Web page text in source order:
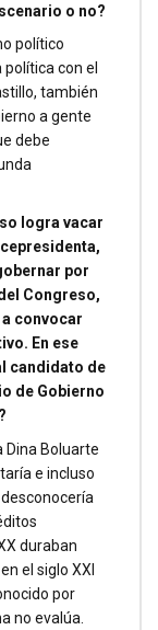
o no?
político
con el
también
a gente
debe
logra vacar
por
Congreso,
convocar
En ese
candidato de
de Gobierno
Dina Boluarte
e incluso
duraban
el siglo XXI
por
no evalúa.